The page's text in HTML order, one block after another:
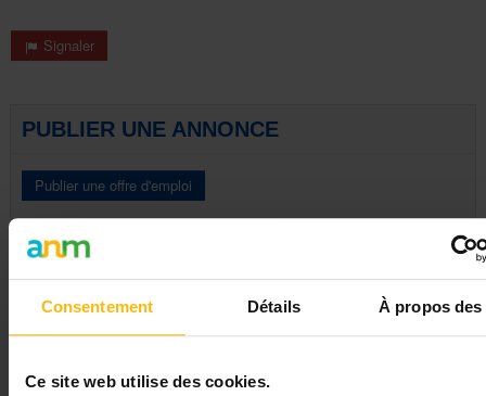
Consentement Détails À propos des
Ce site web utilise des cookies.
Signaler
PUBLIER UNE ANNONCE
AUTRES ANNONCES PNEUMOLOGUE -
ALLERGOLOGUE POUR LE SERVICE DE
MédecinAnderlecht